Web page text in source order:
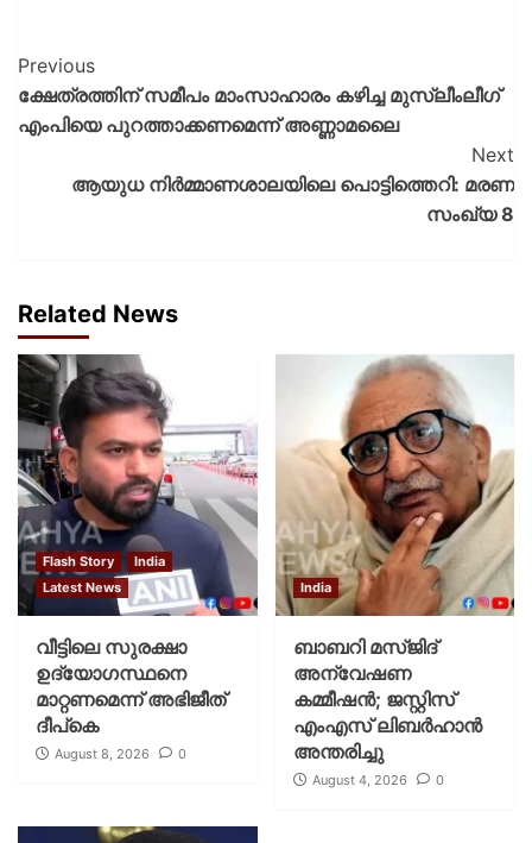
Previous
ക്ഷേത്രത്തിന് സമീപം മാംസാഹാരം കഴിച്ച മുസ്ലീംലീഗ്
എംപിയെ പുറത്താക്കണമെന്ന് അണ്ണാമലൈ
Next
ആയുധ നിര്‍മ്മാണശാലയിലെ പൊട്ടിത്തെറി: മരണ
സംഖ്യ 8
Related News
Flash Story
India
Latest News
വീട്ടിലെ സുരക്ഷാ
ഉദ്യോഗസ്ഥനെ
മാറ്റണമെന്ന് അഭിജീത്
ദീപ്‌കെ
August 8, 2026 0
India
ബാബറി മസ്ജിദ്
അന്വേഷണ
കമ്മീഷന്‍; ജസ്റ്റിസ്
എംഎസ് ലിബര്‍ഹാന്‍
അന്തരിച്ചു
August 4, 2026 0